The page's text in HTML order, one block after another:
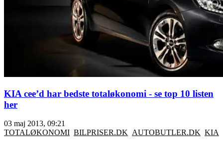
KIA cee’d har bedste totaløkonomi - se top 10 listen
her
03 maj 2013, 09:21
TOTALØKONOMI BILPRISER.DK AUTOBUTLER.DK KIA